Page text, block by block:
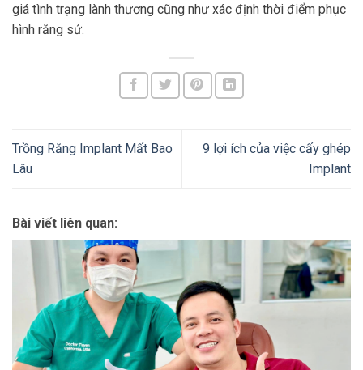
giá tình trạng lành thương cũng như xác định thời điểm phục
hình răng sứ.
Trồng Răng Implant Mất Bao
Lâu
9 lợi ích của việc cấy ghép
Implant
Bài viết liên quan: